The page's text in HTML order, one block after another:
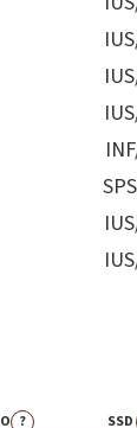
? SSD